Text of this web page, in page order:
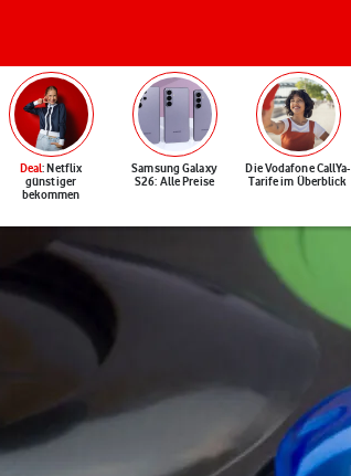
Deal: Netflix
günstiger
bekommen
Samsung Galaxy
S26: Alle Preise
Die Vodafone CallYa-
Tarife im Überblick